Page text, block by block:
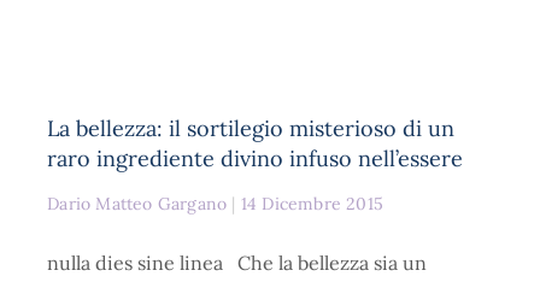
La bellezza: il sortilegio misterioso di un
raro ingrediente divino infuso nell’essere
Dario Matteo Gargano 14 Dicembre 2015
nulla dies sine linea Che la bellezza sia un